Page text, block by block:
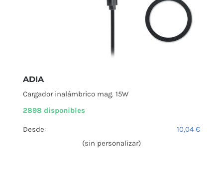
ADIA
Cargador inalámbrico mag. 15W
2898 disponibles
Desde: 10,04 €
(sin personalizar)